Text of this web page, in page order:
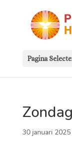
Pagina
30 januari 2025